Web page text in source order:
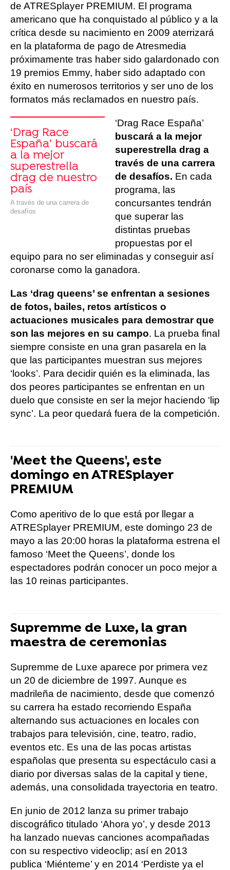
de ATRESplayer PREMIUM. El programa
americano que ha conquistado al público y a la
crítica desde su nacimiento en 2009 aterrizará
en la plataforma de pago de Atresmedia
próximamente tras haber sido galardonado con
19 premios Emmy, haber sido adaptado con
éxito en numerosos territorios y ser uno de los
formatos más reclamados en nuestro país.
‘Drag Race
España’ buscará
a la mejor
superestrella
drag de nuestro
país
A través de una carrera de
desafíos
‘Drag Race España’
buscará a la mejor
superestrella drag a
través de una carrera
de desafíos. En cada
programa, las
concursantes tendrán
que superar las
distintas pruebas
propuestas por el
equipo para no ser eliminadas y conseguir así
coronarse como la ganadora.
Las ‘drag queens’ se enfrentan a sesiones
de fotos, bailes, retos artísticos o
actuaciones musicales para demostrar que
son las mejores en su campo. La prueba final
siempre consiste en una gran pasarela en la
que las participantes muestran sus mejores
‘looks’. Para decidir quién es la eliminada, las
dos peores participantes se enfrentan en un
duelo que consiste en ser la mejor haciendo ‘lip
sync’. La peor quedará fuera de la competición.
'Meet the Queens', este
domingo en ATRESplayer
PREMIUM
Como aperitivo de lo que está por llegar a
ATRESplayer PREMIUM, este domingo 23 de
mayo a las 20:00 horas la plataforma estrena el
famoso ‘Meet the Queens’, donde los
espectadores podrán conocer un poco mejor a
las 10 reinas participantes.
Supremme de Luxe, la gran
maestra de ceremonias
Supremme de Luxe aparece por primera vez
un 20 de diciembre de 1997. Aunque es
madrileña de nacimiento, desde que comenzó
su carrera ha estado recorriendo España
alternando sus actuaciones en locales con
trabajos para televisión, cine, teatro, radio,
eventos etc. Es una de las pocas artistas
españolas que presenta su espectáculo casi a
diario por diversas salas de la capital y tiene,
además, una consolidada trayectoria en teatro.
En junio de 2012 lanza su primer trabajo
discográfico titulado ‘Ahora yo’, y desde 2013
ha lanzado nuevas canciones acompañadas
con su respectivo videoclip; así en 2013
publica ‘Miénteme’ y en 2014 ‘Perdiste ya el